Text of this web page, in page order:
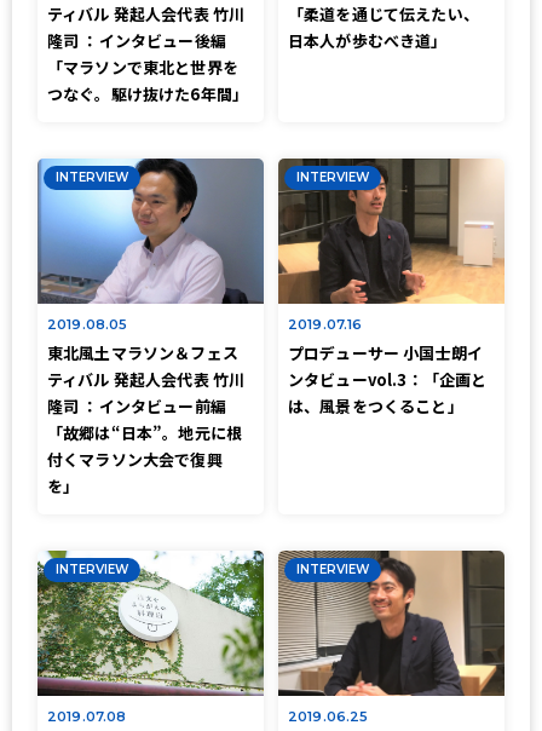
ティバル 発起人会代表 竹川
隆司 ：インタビュー後編
「マラソンで東北と世界を
つなぐ。駆け抜けた6年間」
「柔道を通じて伝えたい、
日本人が歩むべき道」
INTERVIEW
2019.08.05
東北風土マラソン＆フェス
ティバル 発起人会代表 竹川
隆司 ：インタビュー前編
「故郷は“日本”。地元に根
付くマラソン大会で復興
を」
INTERVIEW
2019.07.16
プロデューサー 小国士朗イ
ンタビューvol.3：「企画と
は、風景をつくること」
INTERVIEW
2019.07.08
INTERVIEW
2019.06.25